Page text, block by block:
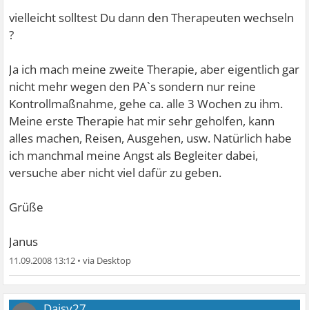
vielleicht solltest Du dann den Therapeuten wechseln
?
Ja ich mach meine zweite Therapie, aber eigentlich gar
nicht mehr wegen den PA`s sondern nur reine
Kontrollmaßnahme, gehe ca. alle 3 Wochen zu ihm.
Meine erste Therapie hat mir sehr geholfen, kann
alles machen, Reisen, Ausgehen, usw. Natürlich habe
ich manchmal meine Angst als Begleiter dabei,
versuche aber nicht viel dafür zu geben.
Grüße
Janus
11.09.2008 13:12 •